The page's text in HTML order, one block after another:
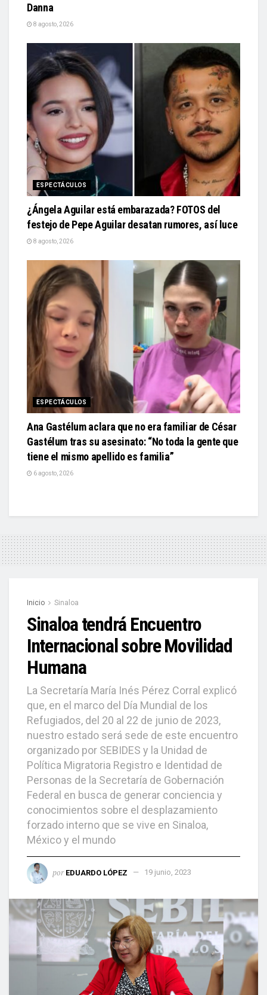
Danna
8 agosto, 2026
ESPECTÁCULOS
¿Ángela Aguilar está embarazada? FOTOS del
festejo de Pepe Aguilar desatan rumores, así luce
8 agosto, 2026
ESPECTÁCULOS
Ana Gastélum aclara que no era familiar de César
Gastélum tras su asesinato: “No toda la gente que
tiene el mismo apellido es familia”
6 agosto, 2026
Inicio Sinaloa
Sinaloa tendrá Encuentro
Internacional sobre Movilidad
Humana
La Secretaría María Inés Pérez Corral explicó
que, en el marco del Día Mundial de los
Refugiados, del 20 al 22 de junio de 2023,
nuestro estado será sede de este encuentro
organizado por SEBIDES y la Unidad de
Política Migratoria Registro e Identidad de
Personas de la Secretaría de Gobernación
Federal en busca de generar conciencia y
conocimientos sobre el desplazamiento
forzado interno que se vive en Sinaloa,
México y el mundo
por EDUARDO LÓPEZ 19 junio, 2023